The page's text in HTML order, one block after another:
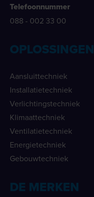
Telefoonnummer
088 - 002 33 00
OPLOSSINGEN
Aansluittechniek
Installatietechniek
Verlichtingstechniek
Klimaattechniek
Ventilatietechniek
Energietechniek
Gebouwtechniek
DE MERKEN